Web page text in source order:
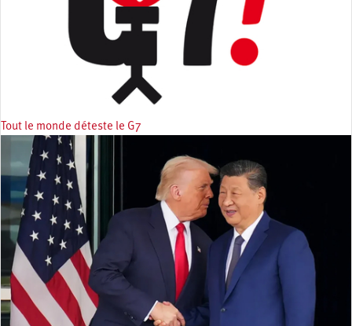
Tout le monde déteste le G7